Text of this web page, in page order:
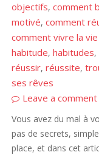
objectifs,comment
motivé,comment
comment vivre la
habitude,habitudes,
réussir,réussite,
ses rêves
Leave a comment
Vous avez du mal à
pas de secrets,
place, et dans cet